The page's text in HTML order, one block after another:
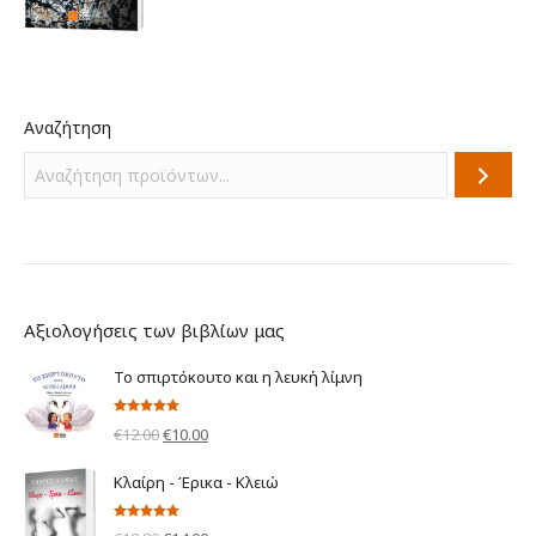
Αναζήτηση
Αξιολογήσεις των βιβλίων μας
Το σπιρτόκουτο και η λευκή λίμνη
με5.00από 5
€12.00Original
was:
€12.00.
€10.00Η
τιμή
Κλαίρη - Έρικα - Κλειώ